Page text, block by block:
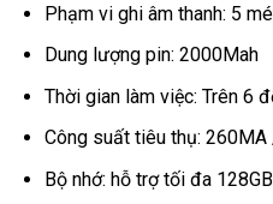
Phạm vi ghi âm thanh: 5
Dung lượng pin: 2000Mah
Thời gian làm việc: Trên 6
Công suất tiêu thụ: 260MA
Bộ nhớ: hỗ trợ tối đa